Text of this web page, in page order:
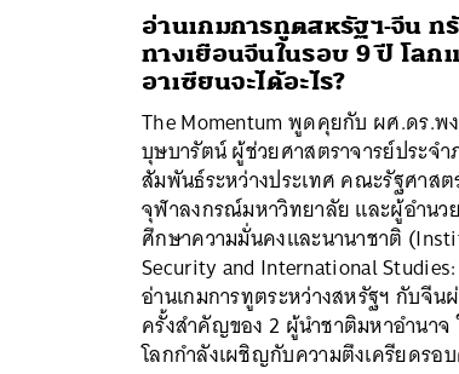
อ่านเกมการทูตสหรัฐฯ-จีน ท
ทางเยือนจีนในรอบ 9 ปี โลก
อาเซียนจะได้อะไร?
The Momentum พูดคุยกับ ผศ.ดร.
บุษบารัตน์ ผู้ช่วยศาสตราจารย์ประจำ
สัมพันธ์ระหว่างประเทศ คณะรัฐศาสต
จุฬาลงกรณ์มหาวิทยาลัย และผู้อำนว
ศึกษาความมั่นคงและนานาชาติ
Security and International
อ่านเกมการทูตระหว่างสหรัฐฯ กับจี
ครั้งสำคัญของ 2 ผู้นำชาติมหาอำนาจ
โลกกำลังเผชิญกับความตึงเครียดรอ